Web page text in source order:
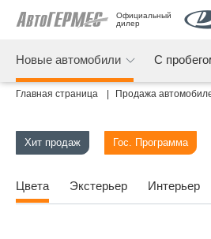
Официальный
дилер
Новые автомобили С
Главная страница Продажа
Хит продаж Гос. Программа
Цвета Экстерьер Интерьер